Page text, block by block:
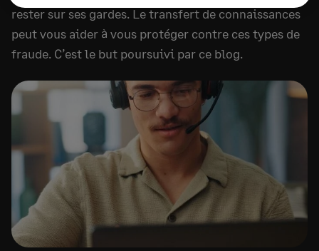
rester sur ses gardes. Le transfert de connaissances
peut vous aider à vous protéger contre ces types de
fraude. C’est le but poursuivi par ce blog.